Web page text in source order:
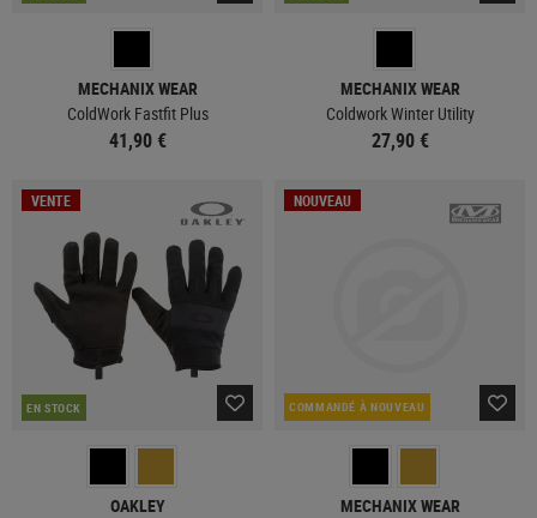
MECHANIX WEAR
ColdWork Fastfit Plus
41,90 €
MECHANIX WEAR
Coldwork Winter Utility
27,90 €
VENTE
EN STOCK
OAKLEY
NOUVEAU
COMMANDÉ À NOUVEAU
MECHANIX WEAR